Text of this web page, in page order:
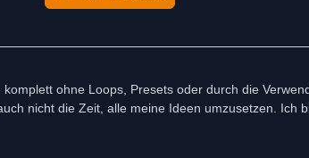
ohne Loops, Presets oder durch die
nicht die Zeit, alle meine Ideen umzusetzen. Ich